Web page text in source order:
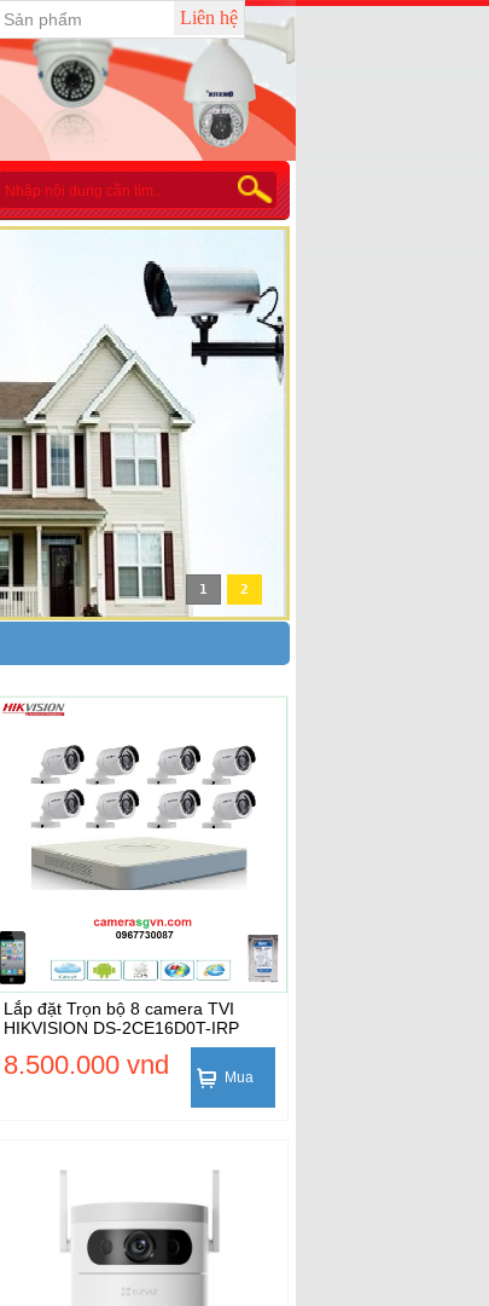
Sản phẩm Liên hệ
1 2
Lắp đặt Trọn bộ 8 camera TVI
HIKVISION DS-2CE16D0T-IRP
8.500.000 vnd Mua